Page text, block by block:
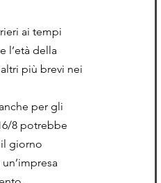
ai tempi
l’età della
più brevi nei
per gli
8 potrebbe
giorno